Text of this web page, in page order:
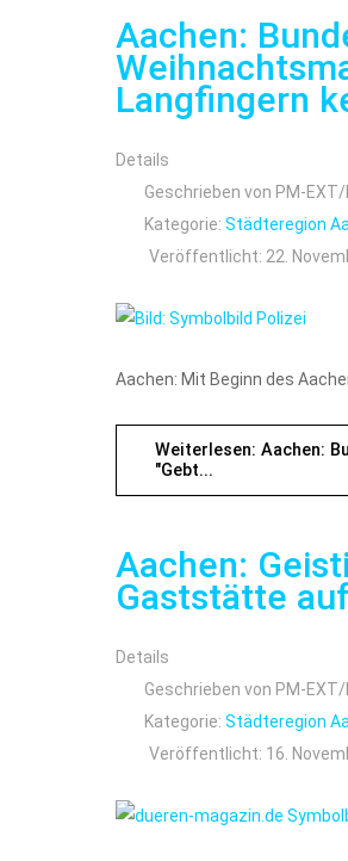
Aachen:
Langfingern
Details
Geschrieben von PM-
Kategorie: Städteregion
Veröffentlicht: 22.
Aachen: Mit Beginn des
Weiterlesen: Aachen:
"Gebt...
Aachen:
Gaststätte
Details
Geschrieben von PM-
Kategorie: Städteregion
Veröffentlicht: 16.